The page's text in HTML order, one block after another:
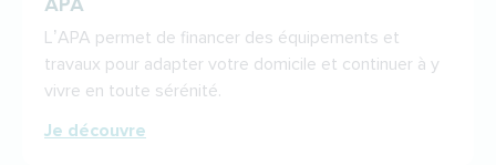
L’APA permet de financer des équipements et
travaux pour adapter votre domicile et continuer à y
vivre en toute sérénité.
Je découvre